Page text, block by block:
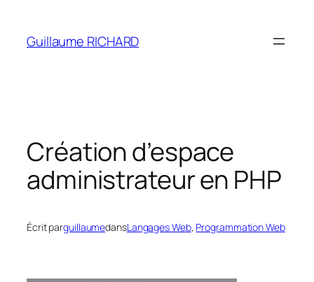
contenu
Guillaume RICHARD
Création d’espace
administrateur en PHP
Écrit parguillaumedansLangages Web, Programmation Web